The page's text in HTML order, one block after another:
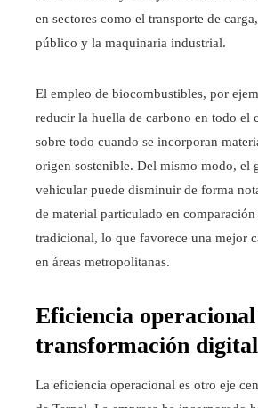
en sectores como el transporte de
público y la maquinaria industrial.
El empleo de biocombustibles, por
reducir la huella de carbono en todo el
sobre todo cuando se incorporan
origen sostenible. Del mismo modo, el
vehicular puede disminuir de forma
de material particulado en
tradicional, lo que favorece una mejor
en áreas metropolitanas.
Eficiencia
transformación digital
La eficiencia operacional es otro eje